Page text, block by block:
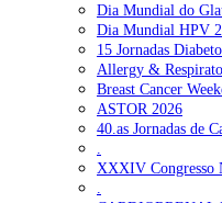
Quase 11.900 jovens
nutricionista no primeiro
ULS de Coimbra estreia
apoio robótico em Portugal
Enfermeiros exigem
privada da ULS do
Dia Mundial do
Dia Mundial HPV
15 Jornadas
Allergy &
Breast Cancer
ASTOR 2026
40.as Jornadas de
.
XXXIV Congresso
.